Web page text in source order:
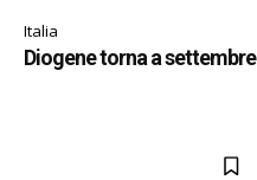
Italia
Diogene torna a settembre